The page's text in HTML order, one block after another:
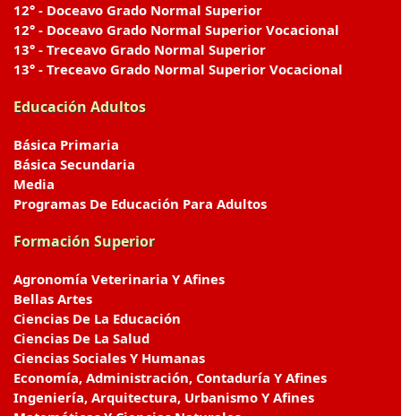
12° - Doceavo Grado Normal Superior
12° - Doceavo Grado Normal Superior Vocacional
13° - Treceavo Grado Normal Superior
13° - Treceavo Grado Normal Superior Vocacional
Educación Adultos
Básica Primaria
Básica Secundaria
Media
Programas De Educación Para Adultos
Formación Superior
Agronomía Veterinaria Y Afines
Bellas Artes
Ciencias De La Educación
Ciencias De La Salud
Ciencias Sociales Y Humanas
Economía, Administración, Contaduría Y Afines
Ingeniería, Arquitectura, Urbanismo Y Afines